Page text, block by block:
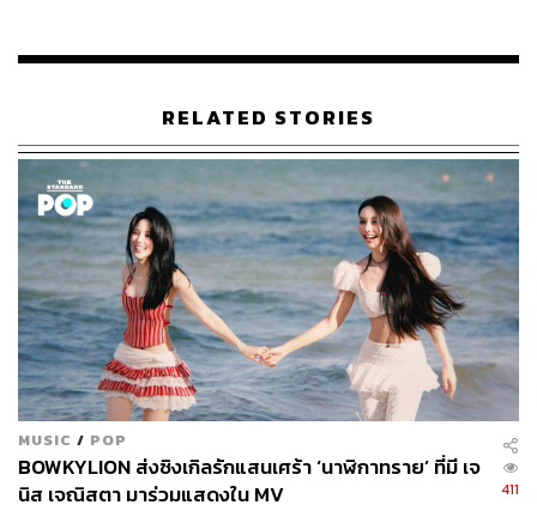
ด้านมิวสิกวิดีโอได้ผู้กำกับ guayteaw ที่เพิ่งกำกับเพลง บาน
ปลายของโบกี้ก่อนหน้านี้มาช่วยสานต่อบรรยากาศน่ารักๆ
บนน่านฟ้าสีชมพู เมื่อแอร์สาวมีความในใจอยากจะประกาศ
ให้คุณผู้โดยสารที่รักได้รับทราบและช่วยลองเปิดใจให้กันดู
สักครั้ง
ถึงจะเกิดเหตุขัดข้องเมื่อเครื่องบินตกหลุม (รัก) จนต้องพากัน
กระโดดร่มลง แต่ยอดวิวบน YouTube ขณะนี้กำลังไต่สูงขึ้น
เรื่อยๆ ไม่หยุด ทราบแล้วไปรับชมมิวสิกวิดีโอเพลงทราบแล้ว
เปลี่ยน กันได้ที่
RELATED STORIES
MUSIC / POP
BOWKYLION ส่งซิงเกิลรักแสนเศร้า ‘นาฬิกาทราย’ ที่มี เจ
นิส เจณิสตา มาร่วมแสดงใน MV
411